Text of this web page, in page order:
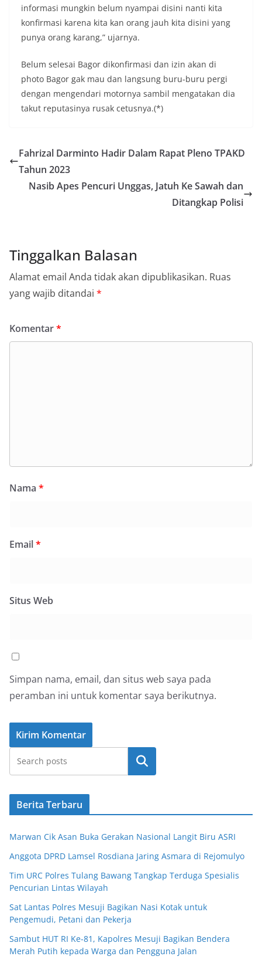
informasi mungkin belum nyampai disini nanti kita
konfirmasi karena kita kan orang jauh kita disini yang
punya orang karang,” ujarnya.
Belum selesai Bagor dikonfirmasi dan izin akan di
photo Bagor gak mau dan langsung buru-buru pergi
dengan mengendari motornya sambil mengatakan dia
takut reputasinya rusak cetusnya.(*)
Fahrizal Darminto Hadir Dalam Rapat Pleno TPAKD
Tahun 2023
Nasib Apes Pencuri Unggas, Jatuh Ke Sawah dan
Ditangkap Polisi
Tinggalkan Balasan
Alamat email Anda tidak akan dipublikasikan. Ruas
yang wajib ditandai *
Komentar*
Nama *
Email*
Situs Web
Simpan nama, email, dan situs web saya pada
peramban ini untuk komentar saya berikutnya.
Cari
Berita Terbaru
Marwan Cik Asan Buka Gerakan Nasional Langit Biru ASRI
Anggota DPRD Lamsel Rosdiana Jaring Asmara di Rejomulyo
Tim URC Polres Tulang Bawang Tangkap Terduga Spesialis
Pencurian Lintas Wilayah
Sat Lantas Polres Mesuji Bagikan Nasi Kotak untuk
Pengemudi, Petani dan Pekerja
Sambut HUT RI Ke-81, Kapolres Mesuji Bagikan Bendera
Merah Putih kepada Warga dan Pengguna Jalan